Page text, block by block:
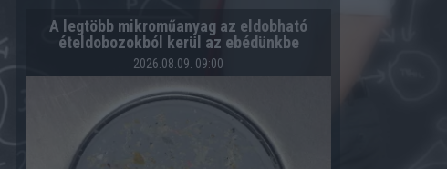
A legtöbb mikroműanyag az eldobható
ételdobozokból kerül az ebédünkbe
2026.08.09. 09:00